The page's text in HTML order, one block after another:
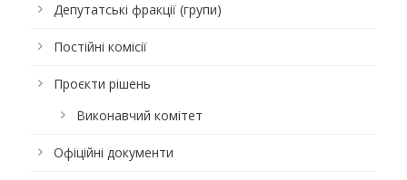
Депутатські фракції (групи)
Постійні комісії
Проєкти рішень
Виконавчий комітет
Офіційні документи